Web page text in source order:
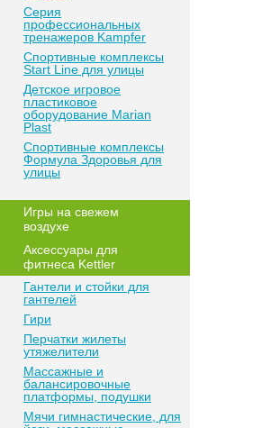
Серия
профессиональных
тренажеров Kampfer
Спортивные комплексы
Start Line для улицы
Детское игровое
пластиковое
оборудование Marian
Plast
Спортивные комплексы
Формула Здоровья для
улицы
Игры на свежем
воздухе
Аксессуары для
фитнеса Kettler
Гантели и стойки для
гантелей
Гири
Перчатки жилеты
утяжелители
Массажные и
балансировочные
платформы, подушки
Мячи гимнастические, для